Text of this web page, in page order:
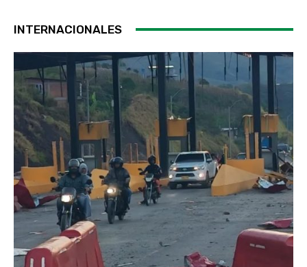
INTERNACIONALES